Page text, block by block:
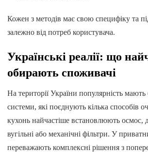
Кожен з методів має свою специфіку та
залежно від потреб користувача.
Українські реалії: що
обирають споживачі
На території України популярність мають
системи, які поєднують кілька способів
кухонь найчастіше встановлюють осмос,
вугільні або механічні фільтри. У
переважають комплексні рішення з